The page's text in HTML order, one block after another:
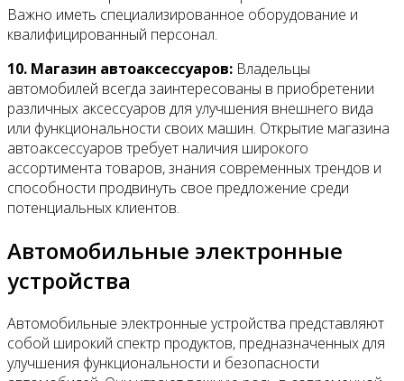
Важно иметь специализированное оборудование и
квалифицированный персонал.
10. Магазин автоаксессуаров: Владельцы
автомобилей всегда заинтересованы в приобретении
различных аксессуаров для улучшения внешнего вида
или функциональности своих машин. Открытие магазина
автоаксессуаров требует наличия широкого
ассортимента товаров, знания современных трендов и
способности продвинуть свое предложение среди
потенциальных клиентов.
Автомобильные электронные
устройства
Автомобильные электронные устройства представляют
собой широкий спектр продуктов, предназначенных для
улучшения функциональности и безопасности